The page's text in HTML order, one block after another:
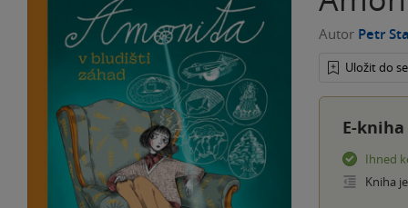
Autor Petr
Uložit do
E-kniha
Ihned
Kniha